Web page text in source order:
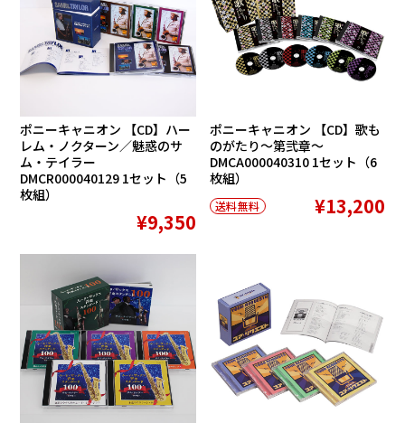
ポニーキャニオン 【CD】ハー
レム・ノクターン／魅惑のサ
ム・テイラー
DMCR000040129 1セット（5
枚組）
¥9,350
ポニーキャニオン 【CD】歌も
のがたり〜第弐章〜
DMCA000040310 1セット（6
枚組）
送料無料 ¥13,200